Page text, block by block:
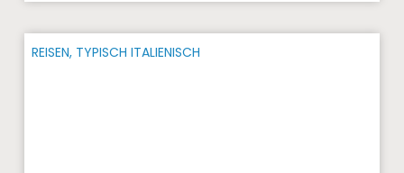
REISEN, TYPISCH ITALIENISCH